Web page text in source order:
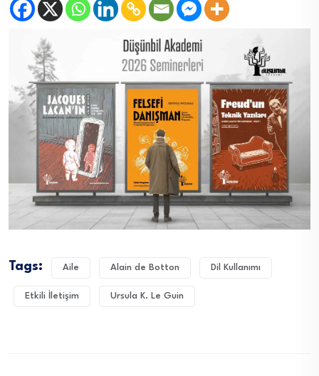
Tags: Aile Alain de Botton Dil Kullanımı
Etkili İletişim Ursula K. Le Guin